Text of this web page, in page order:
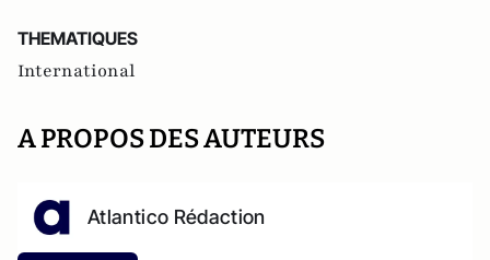
THEMATIQUES
International
A PROPOS DES AUTEURS
Atlantico Rédaction